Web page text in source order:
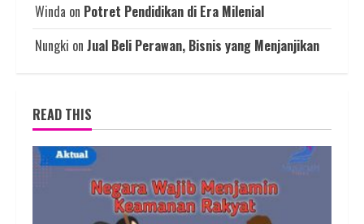
Winda on Potret Pendidikan di Era Milenial
Nungki on Jual Beli Perawan, Bisnis yang Menjanjikan
READ THIS